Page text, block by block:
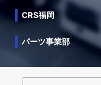
CRS福岡
パーツ事業部